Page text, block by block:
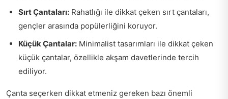
Sırt Çantaları: Rahatlığı ile dikkat çeken sırt çantaları,
gençler arasında popülerliğini koruyor.
Küçük Çantalar: Minimalist tasarımları ile dikkat çeken
küçük çantalar, özellikle akşam davetlerinde tercih
ediliyor.
Çanta seçerken dikkat etmeniz gereken bazı önemli